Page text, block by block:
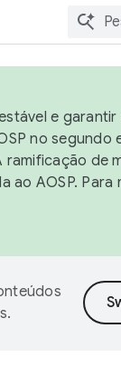
e
no segundo
ramificação de
ao AOSP. Para